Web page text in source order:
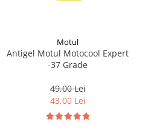
Motul
Antigel Motul Motocool Expert
-37 Grade
49,00 Lei
43,00 Lei